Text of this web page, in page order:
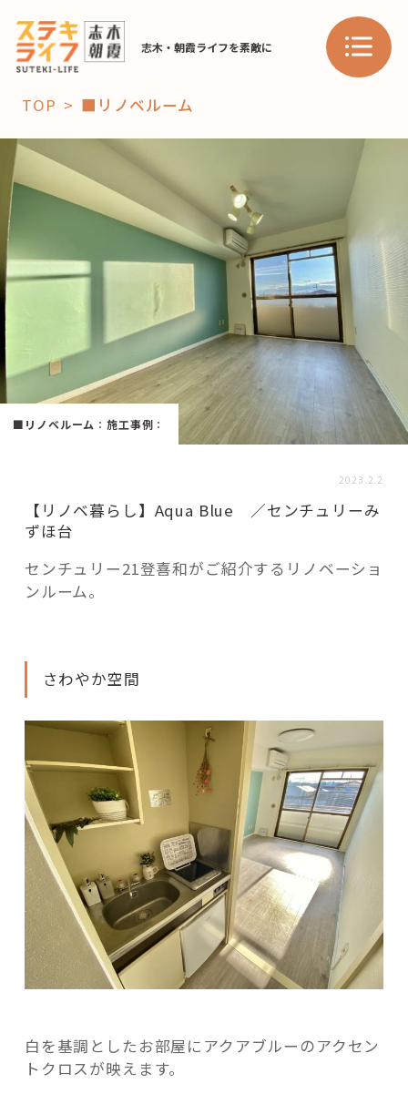
志木・朝霞ライフを素敵に
「コト」
子育て
暮らし
おすすめ
スポット 学び・教育
「場」
HAREL HAREL
活用事例
協賛・協力店
コーディネーター紹介
これからの暮らし 住み替え相談
記事検索
TOP ■リノベルーム
■リノベルーム ：施工事例 ：
2023.2.2
【リノベ暮らし】Aqua Blue ／センチュリーみ
ずほ台
センチュリー21登喜和がご紹介するリノベーショ
ンルーム。
さわやか空間
白を基調としたお部屋にアクアブルーのアクセン
トクロスが映えます。